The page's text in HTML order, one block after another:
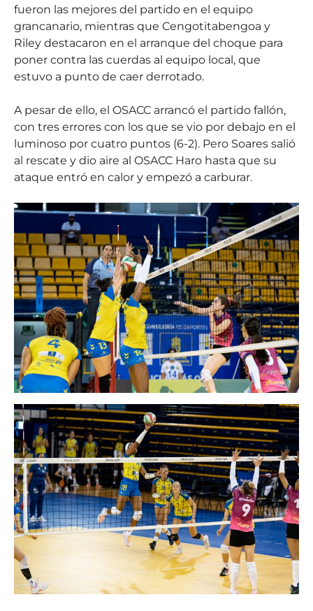
fueron las mejores del partido en el equipo
grancanario, mientras que Cengotitabengoa y
Riley destacaron en el arranque del choque para
poner contra las cuerdas al equipo local, que
estuvo a punto de caer derrotado.
A pesar de ello, el OSACC arrancó el partido fallón,
con tres errores con los que se vio por debajo en el
luminoso por cuatro puntos (6-2). Pero Soares salió
al rescate y dio aire al OSACC Haro hasta que su
ataque entró en calor y empezó a carburar.